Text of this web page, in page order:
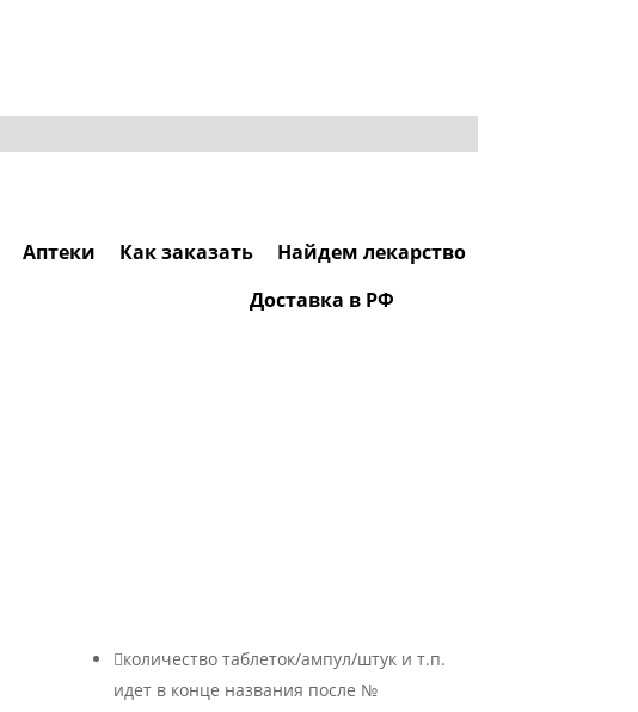
Аптеки Как заказать
Найдем лекарство
Доставка в РФ
количество таблеток/ампул/штук и т.п.
идет в конце названия после №